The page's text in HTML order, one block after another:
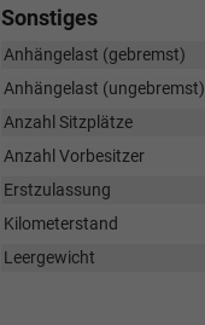
Sonstiges
Anhängelast (gebremst)
Anhängelast (ungebremst)
Anzahl Sitzplätze
Anzahl Vorbesitzer
Erstzulassung
Kilometerstand
Leergewicht